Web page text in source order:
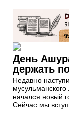
День
держать
Недавно
мусульманского
начался новый
Сейчас мы